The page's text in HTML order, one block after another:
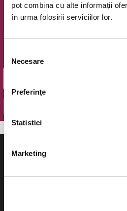
pot combina cu alte informații
în urma folosirii serviciilor lor.
consimțământului
Necesare
Preferinţe
Statistici
Marketing
Newsletter @
Oferte exclusive si o editie
Email